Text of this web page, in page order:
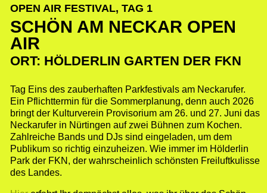
OPEN AIR FESTIVAL, TAG 1
SCHÖN AM NECKAR OPEN
AIR
ORT: HÖLDERLIN GARTEN DER FKN
Tag Eins des zauberhaften Parkfestivals am Neckarufer.
Ein Pflichttermin für die Sommerplanung, denn auch 2026
bringt der Kulturverein Provisorium am 26. und 27. Juni das
Neckarufer in Nürtingen auf zwei Bühnen zum Kochen.
Zahlreiche Bands und DJs sind eingeladen, um dem
Publikum so richtig einzuheizen. Wie immer im Hölderlin
Park der FKN, der wahrscheinlich schönsten Freiluftkulisse
des Landes.